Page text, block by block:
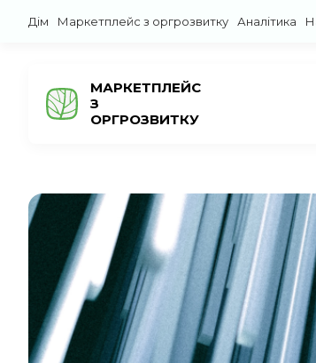
Дім Маркетплейс з оргрозвитку Аналітика
МАРКЕТПЛЕЙС
З
ОРГРОЗВИТКУ